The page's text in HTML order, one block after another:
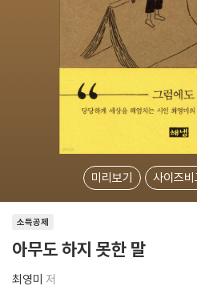
미리보기 사이즈비
소득공제
아무도 하지 못한 말
최영미 저